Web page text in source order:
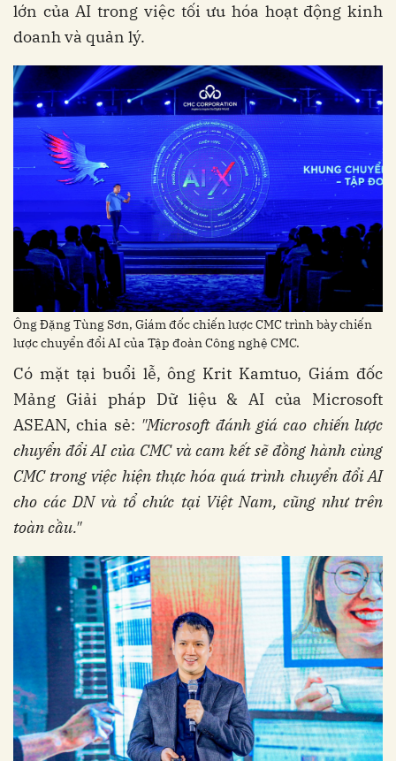
lớn của AI trong việc tối ưu hóa hoạt động kinh
doanh và quản lý.
Ông Đặng Tùng Sơn, Giám đốc chiến lược CMC trình bày chiến
lược chuyển đổi AI của Tập đoàn Công nghệ CMC.
Có mặt tại buổi lễ, ông Krit Kamtuo, Giám đốc
Mảng Giải pháp Dữ liệu & AI của Microsoft
ASEAN, chia sẻ: "Microsoft đánh giá cao chiến lược
chuyển đổi AI của CMC và cam kết sẽ đồng hành cùng
CMC trong việc hiện thực hóa quá trình chuyển đổi AI
cho các DN và tổ chức tại Việt Nam, cũng như trên
toàn cầu."